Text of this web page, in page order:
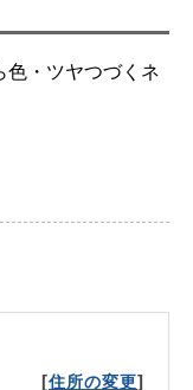
色・ツヤつづくネ
[住所の変更]